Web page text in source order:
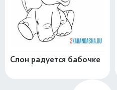
Слон радуется бабочке